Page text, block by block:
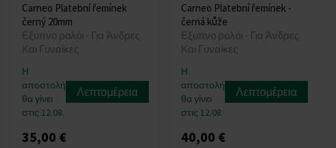
Carneo Platební řemínek
černý 20mm
Εξυπνο ρολόι - Για Άνδρες
Και Γυναίκες
Η
αποστολή
θα γίνει
στις 12.08.
Λεπτομέρεια
35,00 €
Carneo Platební řemínek -
černá kůže
Εξυπνο ρολόι - Για Άνδρες
Και Γυναίκες
Η
αποστολή
θα γίνει
στις 12.08.
Λεπτομέρεια
40,00 €